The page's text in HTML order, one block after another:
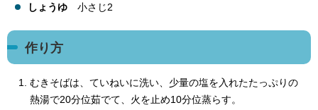
しょうゆ 小さじ2
作り方
むきそばは、ていねいに洗い、少量の塩を入れたたっぷりの
熱湯で20分位茹でて、火を止め10分位蒸らす。